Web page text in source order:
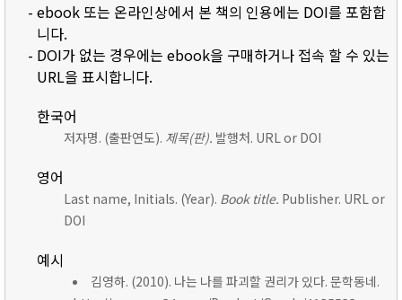
- ebook 또는 온라인상에서 본 책의 인용에는 DOI를 포함합
니다.
- DOI가 없는 경우에는 ebook을 구매하거나 접속 할 수 있는
URL을 표시합니다.
한국어
저자명. (출판연도). 제목(판). 발행처. URL or DOI
영어
Last name, Initials. (Year). Book title. Publisher. URL or
DOI
예시
김영하. (2010). 나는 나를 파괴할 권리가 있다. 문학동네.